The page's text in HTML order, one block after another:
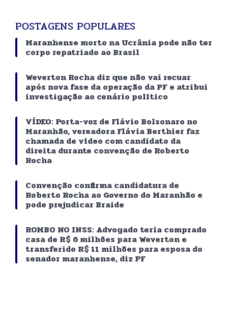
POSTAGENS POPULARES
Maranhense morto na Ucrânia pode não ter
corpo repatriado ao Brasil
Weverton Rocha diz que não vai recuar
após nova fase da operação da PF e atribui
investigação ao cenário político
VÍDEO: Porta-voz de Flávio Bolsonaro no
Maranhão, vereadora Flávia Berthier faz
chamada de vídeo com candidato da
direita durante convenção de Roberto
Rocha
Convenção confirma candidatura de
Roberto Rocha ao Governo do Maranhão e
pode prejudicar Braide
ROMBO NO INSS: Advogado teria comprado
casa de R$ 6 milhões para Weverton e
transferido R$ 11 milhões para esposa do
senador maranhense, diz PF